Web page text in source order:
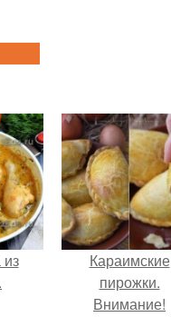
из
Караимские
пирожки.
Внимание!